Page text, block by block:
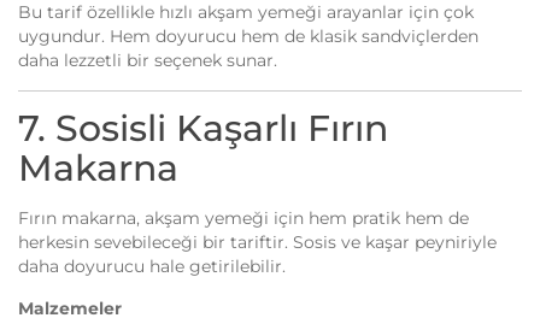
Bu tarif özellikle hızlı akşam yemeği arayanlar için çok
uygundur. Hem doyurucu hem de klasik sandviçlerden
daha lezzetli bir seçenek sunar.
7. Sosisli Kaşarlı Fırın
Makarna
Fırın makarna, akşam yemeği için hem pratik hem de
herkesin sevebileceği bir tariftir. Sosis ve kaşar peyniriyle
daha doyurucu hale getirilebilir.
Malzemeler